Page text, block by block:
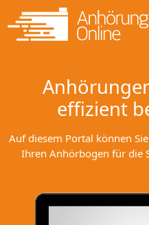
effizient
Auf diesem Portal können
Ihren Anhörbogen für die